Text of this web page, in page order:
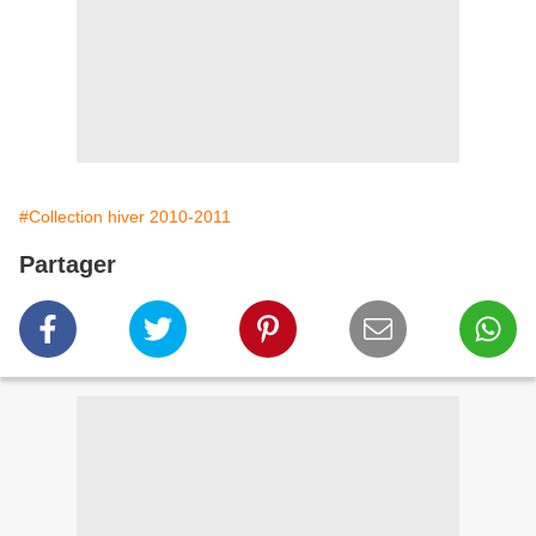
#Collection hiver 2010-2011
Partager